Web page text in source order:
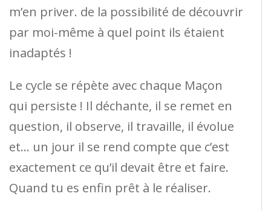
m’en priver. de la possibilité de découvrir
par moi-même à quel point ils étaient
inadaptés !
Le cycle se répète avec chaque Maçon
qui persiste ! Il déchante, il se remet en
question, il observe, il travaille, il évolue
et… un jour il se rend compte que c’est
exactement ce qu’il devait être et faire.
Quand tu es enfin prêt à le réaliser.